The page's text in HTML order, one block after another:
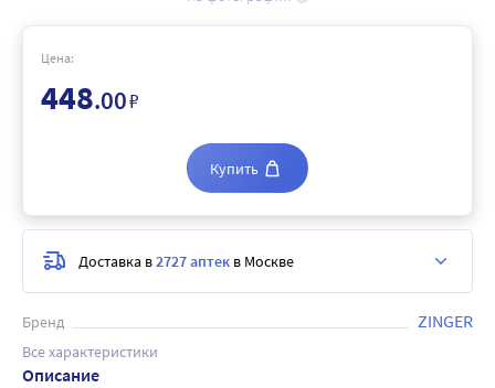
Бренд ZINGER
Все характеристики
Описание
Цена:
448.00₽
Купить
Доставка в2727 аптек в Москве